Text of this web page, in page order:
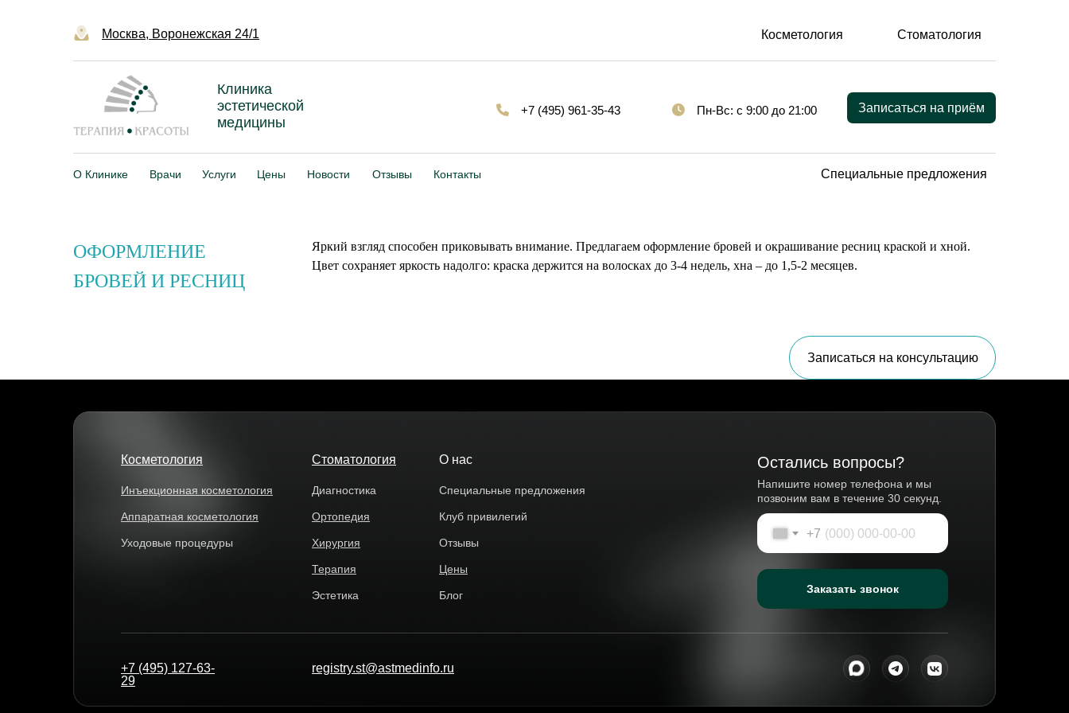
Стоматология
Записаться на приём
Специальные предложения
Косметология
+7 (495) 961-35-43
Отзывы Контакты
Цены Новости
Услуги
О Клинике
Москва, Воронежская 24/1
Пн-Вс: с 9:00 до 21:00
Врачи
Клиника
эстетической
медицины
ОФОРМЛЕНИЕ
БРОВЕЙ И РЕСНИЦ
Яркий взгляд способен приковывать внимание. Предлагаем оформление бровей и окрашивание ресниц краской и хной.
Цвет сохраняет яркость надолго: краска держится на волосках до 3-4 недель, хна – до 1,5-2 месяцев.
Записаться на консультацию
Косметология
+7 (495) 127-63-
29
registry.st@astmedinfo.ru
Инъекционная косметология
Аппаратная косметология
Уходовые процедуры
О нас Остались вопросы?
Специальные предложения
Напишите номер телефона и мы
позвоним вам в течение 30 секунд.
Клуб привилегий
Блог
Цены
Отзывы
Стоматология
Диагностика
Ортопедия
Эстетика
Терапия
Хирургия
+7
Заказать звонок